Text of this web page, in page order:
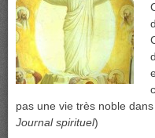
pas une vie très noble
Journal spirituel)